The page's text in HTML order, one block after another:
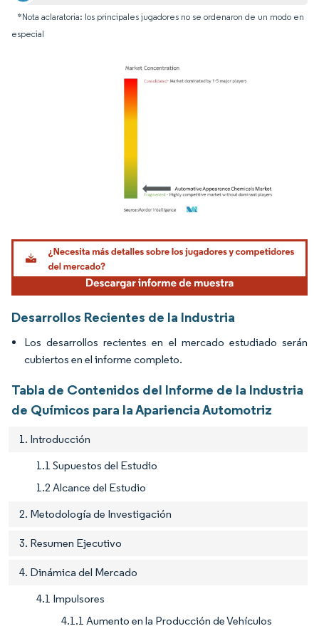
*Nota aclaratoria: los principales jugadores no se ordenaron de un modo en
especial
Imagen © Mordor Intelligence. El uso requiere atribución según CC BY 4.0.
Desarrollos Recientes de la Industria
Los desarrollos recientes en el mercado estudiado serán
cubiertos en el informe completo.
Tabla de Contenidos del Informe de la Industria
de Químicos para la Apariencia Automotriz
1. Introducción
1.1 Supuestos del Estudio
1.2 Alcance del Estudio
2. Metodología de Investigación
3. Resumen Ejecutivo
4. Dinámica del Mercado
4.1 Impulsores
4.1.1 Aumento en la Producción de Vehículos